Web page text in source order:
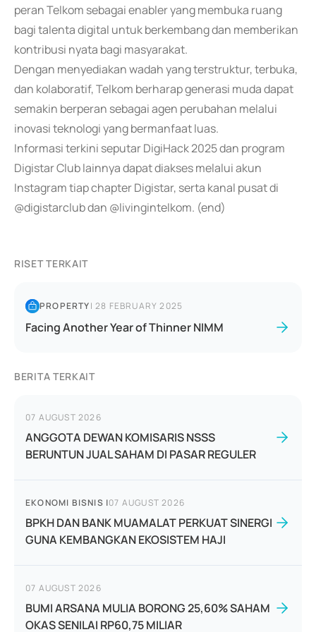
peran Telkom sebagai enabler yang membuka ruang
bagi talenta digital untuk berkembang dan memberikan
kontribusi nyata bagi masyarakat.
Dengan menyediakan wadah yang terstruktur, terbuka,
dan kolaboratif, Telkom berharap generasi muda dapat
semakin berperan sebagai agen perubahan melalui
inovasi teknologi yang bermanfaat luas.
Informasi terkini seputar DigiHack 2025 dan program
Digistar Club lainnya dapat diakses melalui akun
Instagram tiap chapter Digistar, serta kanal pusat di
@digistarclub dan @livingintelkom. (end)
RISET TERKAIT
PROPERTY|28 FEBRUARY 2025
Facing Another Year of Thinner NIMM
BERITA TERKAIT
07 AUGUST 2026
ANGGOTA DEWAN KOMISARIS NSSS
BERUNTUN JUAL SAHAM DI PASAR REGULER
EKONOMI BISNIS |07 AUGUST 2026
BPKH DAN BANK MUAMALAT PERKUAT SINERGI
GUNA KEMBANGKAN EKOSISTEM HAJI
07 AUGUST 2026
BUMI ARSANA MULIA BORONG 25,60% SAHAM
OKAS SENILAI RP60,75 MILIAR